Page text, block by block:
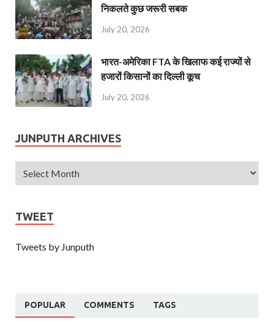
निकलते कुछ जरूरी सबक
July 20, 2026
भारत-अमेरिका FTA के खिलाफ कई राज्यों से
हजारों किसानों का दिल्ली कूच
July 20, 2026
JUNPUTH ARCHIVES
TWEET
Tweets by Junputh
POPULAR COMMENTS TAGS